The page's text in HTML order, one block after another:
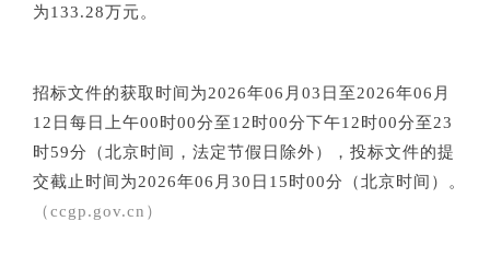
为133.28万元。
招标文件的获取时间为2026年06月03日至2026年06月
12日每日上午00时00分至12时00分下午12时00分至23
时59分（北京时间，法定节假日除外），投标文件的提
交截止时间为2026年06月30日15时00分（北京时间）。
（ccgp.gov.cn）